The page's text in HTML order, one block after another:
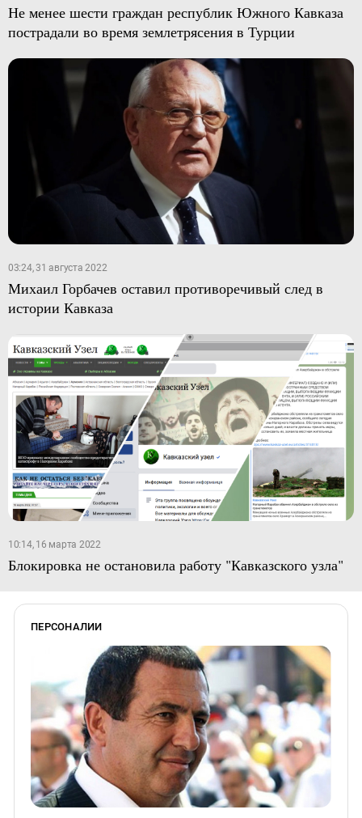
Не менее шести граждан республик Южного Кавказа
пострадали во время землетрясения в Турции
03:24, 31 августа 2022
Михаил Горбачев оставил противоречивый след в
истории Кавказа
10:14, 16 марта 2022
Блокировка не остановила работу "Кавказского узла"
ПЕРСОНАЛИИ